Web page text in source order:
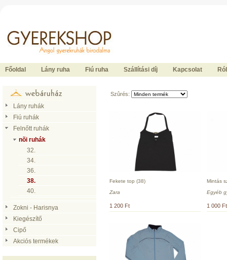
Főoldal Lány ruha Fiú ruha Szállítási díj Kapcsolat
Lány ruhák
Fiú ruhák
Felnőtt ruhák
nõi ruhák
32.
34.
36.
38.
40.
Zokni - Harisnya
Kiegészítő
Cipő
Akciós termékek
Szûrés:
Fekete top (38)
Zara
1 200 Ft
Mintás
Egyéb
1 000 Ft